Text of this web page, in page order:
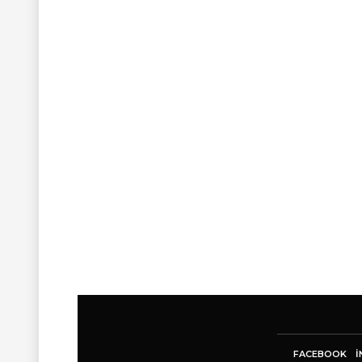
FACEBOOK